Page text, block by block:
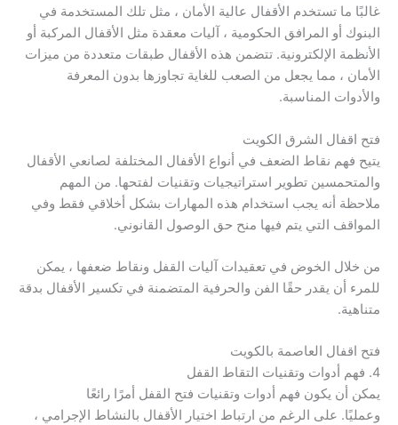
غالبًا ما تستخدم الأقفال عالية الأمان ، مثل تلك المستخدمة في
البنوك أو المرافق الحكومية ، آليات معقدة مثل الأقفال المركبة أو
الأنظمة الإلكترونية. تتضمن هذه الأقفال طبقات متعددة من ميزات
الأمان ، مما يجعل من الصعب للغاية تجاوزها بدون المعرفة
والأدوات المناسبة.
فتح اقفال الشرق الكويت
يتيح فهم نقاط الضعف في أنواع الأقفال المختلفة لصانعي الأقفال
والمتحمسين تطوير استراتيجيات وتقنيات لفتحها. من المهم
ملاحظة أنه يجب استخدام هذه المهارات بشكل أخلاقي فقط وفي
المواقف التي يتم فيها منح حق الوصول القانوني.
من خلال الخوض في تعقيدات آليات القفل ونقاط ضعفها ، يمكن
للمرء أن يقدر حقًا الفن والحرفية المتضمنة في تكسير الأقفال بدقة
متناهية.
فتح اقفال العاصمة بالكويت
4. فهم أدوات وتقنيات التقاط القفل
يمكن أن يكون فهم أدوات وتقنيات فتح القفل أمرًا رائعًا
وعمليًا. على الرغم من ارتباط اختيار الأقفال بالنشاط الإجرامي ،